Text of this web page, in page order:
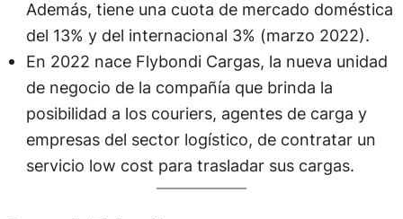
Además, tiene una cuota de mercado doméstica
del 13% y del internacional 3% (marzo 2022).
En 2022 nace Flybondi Cargas, la nueva unidad
de negocio de la compañía que brinda la
posibilidad a los couriers, agentes de carga y
empresas del sector logístico, de contratar un
servicio low cost para trasladar sus cargas.